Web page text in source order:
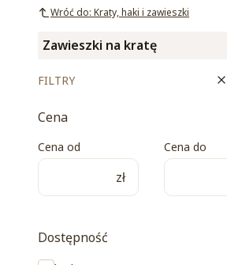
Wróć do: Kraty, haki i zawieszki
Zawieszki na kratę
FILTRY
Cena
Cena od
zł
Cena do
Dostępność